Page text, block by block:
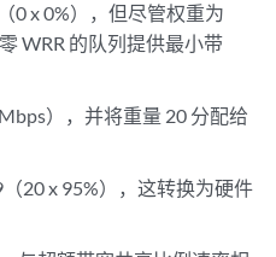
0 x 0%），但尽管权重为
WRR 的队列提供最小带
），并将重量 20 分配给
20 x 95%），这转换为硬件